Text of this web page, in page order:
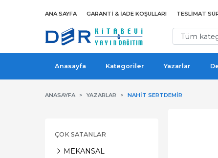
ANA SAYFA GARANTI & İADE KOŞULLARI TESLIMAT
Anasayfa Kategoriler Yazarlar
ANASAYFA YAZARLAR NAHIT SERTDEMIR
ÇOK SATANLAR
MEKANSAL